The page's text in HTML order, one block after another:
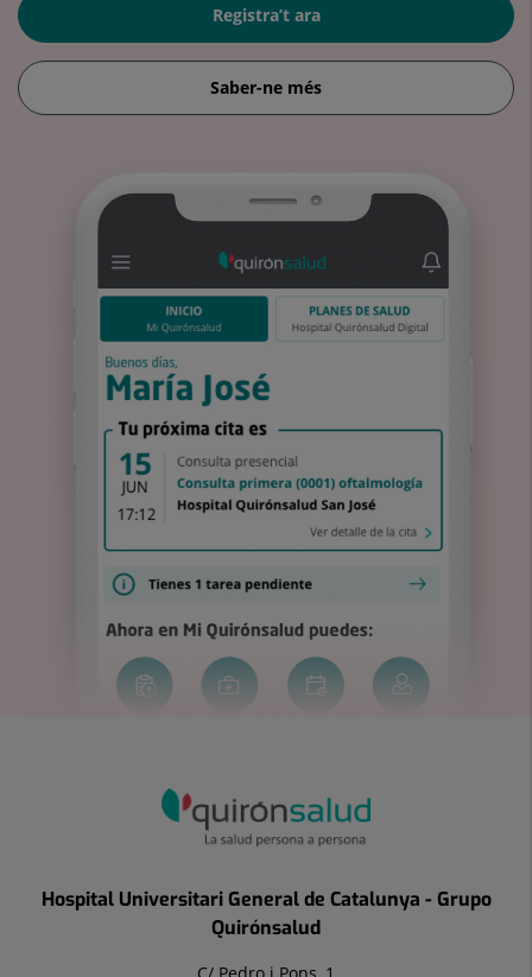
Registra’t ara
Saber-ne més
Hospital Universitari General de Catalunya - Grupo
Quirónsalud